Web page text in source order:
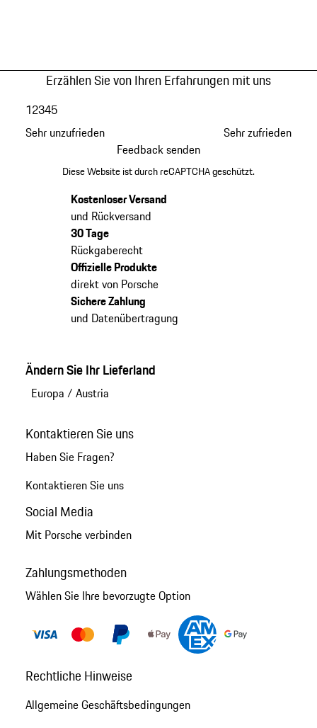
Erzählen Sie von Ihren Erfahrungen mit uns
Sehr unzufrieden
12345
Sehr zufrieden
Feedback senden
Diese Website ist durch reCAPTCHA geschützt.
Kostenloser Versand
und Rückversand
30 Tage
Rückgaberecht
Offizielle Produkte
direkt von Porsche
Sichere Zahlung
und Datenübertragung
Ändern Sie Ihr Lieferland
Europa / Austria
Kontaktieren Sie uns
Haben Sie Fragen?
Kontaktieren Sie uns
Social Media
Mit Porsche verbinden
Zahlungsmethoden
Wählen Sie Ihre bevorzugte Option
Rechtliche Hinweise
Allgemeine Geschäftsbedingungen